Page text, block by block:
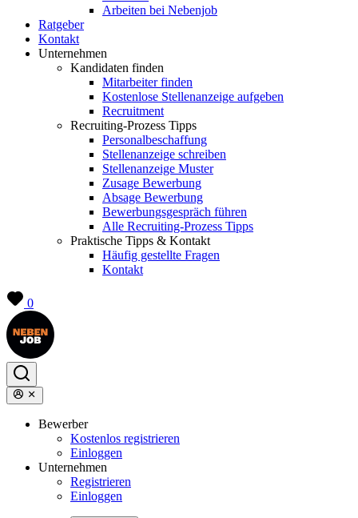
Arbeiten bei Nebenjob
Ratgeber
Kontakt
Unternehmen
Kandidaten finden
Mitarbeiter finden
Kostenlose Stellenanzeige aufgeben
Recruitment
Recruiting-Prozess Tipps
Personalbeschaffung
Stellenanzeige schreiben
Stellenanzeige Muster
Zusage Bewerbung
Absage Bewerbung
Bewerbungsgespräch führen
Alle Recruiting-Prozess Tipps
Praktische Tipps & Kontakt
Häufig gestellte Fragen
Kontakt
0
Bewerber
Kostenlos registrieren
Einloggen
Unternehmen
Registrieren
Einloggen